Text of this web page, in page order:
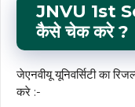
JNVU 1st
कैसे चेककरे?
जेएनवीयू यूनिवर्सिटी का
करे :-